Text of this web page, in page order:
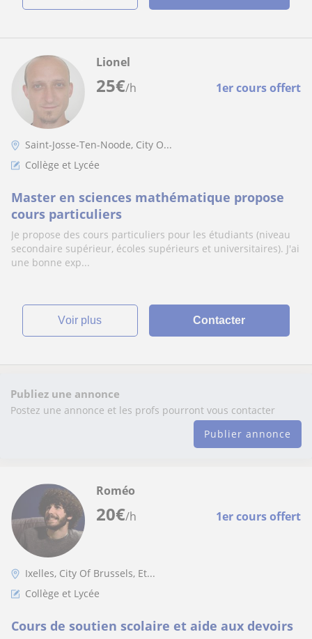
25€/h 1er cours offert
Lionel
Saint-Josse-Ten-Noode, City O...
Collège et Lycée
Master en sciences mathématique propose
cours particuliers
Je propose des cours particuliers pour les étudiants (niveau
secondaire supérieur, écoles supérieurs et universitaires). J'ai
une bonne exp...
voir plus Contacter
Publiez une annonce
Postez une annonce et les profs pourront vous contacter
Publier annonce
20€/h 1er cours offert
Roméo
Ixelles, City Of Brussels, Et...
Collège et Lycée
Cours de soutien scolaire et aide aux devoirs